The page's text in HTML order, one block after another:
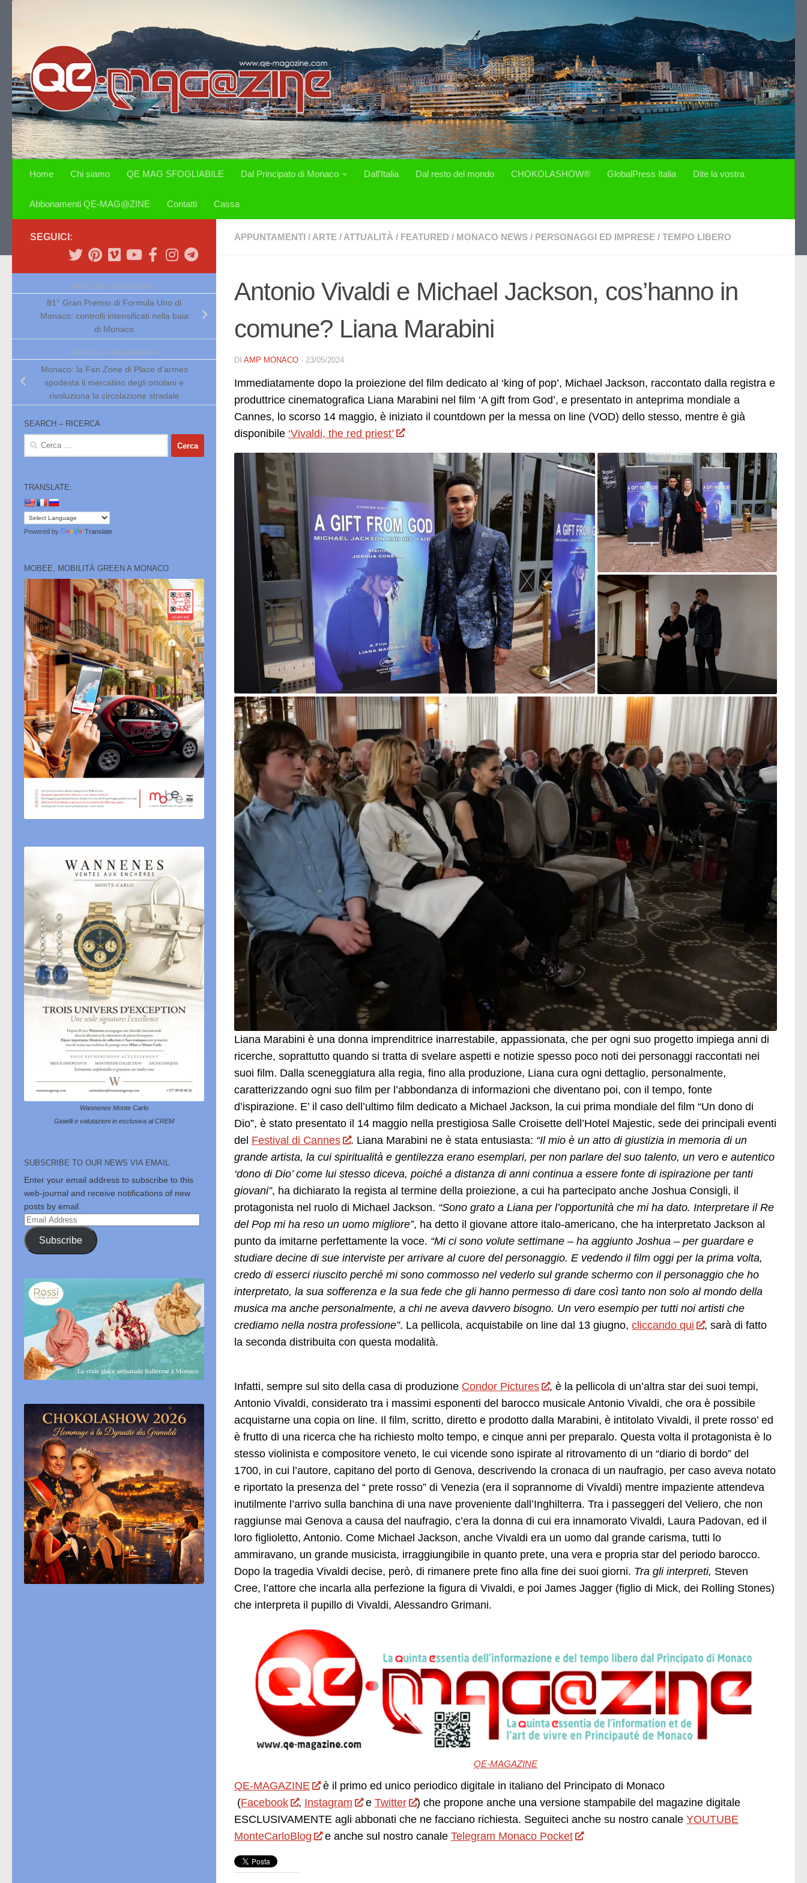
Home Chi siamo QE MAG SFOGLIABILE Dal Principato di Monaco Dall’Italia Dal resto del mondo CHOKOLASHOW® GlobalPress Italia Dite la vostra
Abbonamenti QE-MAG@ZINE Contatti Cassa
APPUNTAMENTI / ARTE / ATTUALITÀ / FEATURED / MONACO NEWS / PERSONAGGI ED IMPRESE / TEMPO LIBERO
Antonio Vivaldi e Michael Jackson, cos’hanno in
comune? Liana Marabini
DI AMP MONACO · 23/05/2024
Immediatamente dopo la proiezione del film dedicato al ‘king of pop’, Michael Jackson, raccontato dalla registra e
produttrice cinematografica Liana Marabini nel film ‘A gift from God’, e presentato in anteprima mondiale a
Cannes, lo scorso 14 maggio, è iniziato il countdown per la messa on line (VOD) dello stesso, mentre è già
disponibile ‘Vivaldi, the red priest’
Liana Marabini è una donna imprenditrice inarrestabile, appassionata, che per ogni suo progetto impiega anni di
ricerche, soprattutto quando si tratta di svelare aspetti e notizie spesso poco noti dei personaggi raccontati nei
suoi film. Dalla sceneggiatura alla regia, fino alla produzione, Liana cura ogni dettaglio, personalmente,
caratterizzando ogni suo film per l’abbondanza di informazioni che diventano poi, con il tempo, fonte
d’ispirazione. E’ il caso dell’ultimo film dedicato a Michael Jackson, la cui prima mondiale del film “Un dono di
Dio”, è stato presentato il 14 maggio nella prestigiosa Salle Croisette dell’Hotel Majestic, sede dei principali eventi
del Festival di Cannes . Liana Marabini ne è stata entusiasta: “Il mio è un atto di giustizia in memoria di un
grande artista, la cui spiritualità e gentilezza erano esemplari, per non parlare del suo talento, un vero e autentico
‘dono di Dio’ come lui stesso diceva, poiché a distanza di anni continua a essere fonte di ispirazione per tanti
giovani”, ha dichiarato la regista al termine della proiezione, a cui ha partecipato anche Joshua Consigli, il
protagonista nel ruolo di Michael Jackson. “Sono grato a Liana per l’opportunità che mi ha dato. Interpretare il Re
del Pop mi ha reso un uomo migliore”, ha detto il giovane attore italo-americano, che ha interpretato Jackson al
punto da imitarne perfettamente la voce. “Mi ci sono volute settimane – ha aggiunto Joshua – per guardare e
studiare decine di sue interviste per arrivare al cuore del personaggio. E vedendo il film oggi per la prima volta,
credo di esserci riuscito perché mi sono commosso nel vederlo sul grande schermo con il personaggio che ho
interpretato, la sua sofferenza e la sua fede che gli hanno permesso di dare così tanto non solo al mondo della
musica ma anche personalmente, a chi ne aveva davvero bisogno. Un vero esempio per tutti noi artisti che
crediamo nella nostra professione”. La pellicola, acquistabile on line dal 13 giugno, cliccando qui
, sarà di fatto
la seconda distribuita con questa modalità.
Infatti, sempre sul sito della casa di produzione Condor Pictures
, è la pellicola di un’altra star dei suoi tempi,
Antonio Vivaldi, considerato tra i massimi esponenti del barocco musicale Antonio Vivaldi, che ora è possibile
acquistarne una copia on line. Il film, scritto, diretto e prodotto dalla Marabini, è intitolato Vivaldi, il prete rosso’ ed
è frutto di una ricerca che ha richiesto molto tempo, e cinque anni per preparalo. Questa volta il protagonista è lo
stesso violinista e compositore veneto, le cui vicende sono ispirate al ritrovamento di un “diario di bordo” del
1700, in cui l’autore, capitano del porto di Genova, descrivendo la cronaca di un naufragio, per caso aveva notato
e riportato la presenza del “ prete rosso” di Venezia (era il soprannome di Vivaldi) mentre impaziente attendeva
inutilmente l’arrivo sulla banchina di una nave proveniente dall’Inghilterra. Tra i passeggeri del Veliero, che non
raggiunse mai Genova a causa del naufragio, c’era la donna di cui era innamorato Vivaldi, Laura Padovan, ed il
loro figlioletto, Antonio. Come Michael Jackson, anche Vivaldi era un uomo dal grande carisma, tutti lo
ammiravano, un grande musicista, irraggiungibile in quanto prete, una vera e propria star del periodo barocco.
Dopo la tragedia Vivaldi decise, però, di rimanere prete fino alla fine dei suoi giorni. Tra gli interpreti, Steven
Cree, l’attore che incarla alla perfezione la figura di Vivaldi, e poi James Jagger (figlio di Mick, dei Rolling Stones)
che interpreta il pupillo di Vivaldi, Alessandro Grimani.
QE-MAGAZINE
QE-MAGAZINE
è il primo ed unico periodico digitale in italiano del Principato di Monaco
(Facebook , Instagram e Twitter
) che propone anche una versione stampabile del magazine digitale
ESCLUSIVAMENTE agli abbonati che ne facciano richiesta. Seguiteci anche su nostro canale YOUTUBE
MonteCarloBlog
e anche sul nostro canale Telegram Monaco Pocket
SEGUICI:
ARTICOLO SUCCESSIVO
81° Gran Premio di Formula Uno di
Monaco: controlli intensificati nella baia
di Monaco
ARTICOLO PRECEDENTE
Monaco: la Fan Zone di Place d’armes
spodesta il mercatino degli ortolani e
rivoluziona la circolazione stradale
SEARCH – RICERCA
Ricerca
TRANSLATE:
Powered by Translate
MOBEE, MOBILITÀ GREEN A MONACO
Wannenes Monte Carlo
Gioielli e valutazioni in esclusiva al CREM
SUBSCRIBE TO OUR NEWS VIA EMAIL
Enter your email address to subscribe to this
web-journal and receive notifications of new
posts by email.
Email
Address
Subscribe